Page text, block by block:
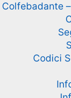
Colfebadante
Codici